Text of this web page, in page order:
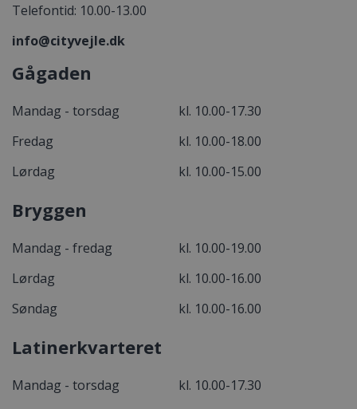
Telefontid: 10.00-13.00
info@cityvejle.dk
Gågaden
Mandag - torsdag
kl. 10.00-17.30
Fredag
kl. 10.00-18.00
Lørdag
kl. 10.00-15.00
Bryggen
Mandag - fredag
kl. 10.00-19.00
Lørdag
kl. 10.00-16.00
Søndag
kl. 10.00-16.00
Latinerkvarteret
Mandag - torsdag
kl. 10.00-17.30